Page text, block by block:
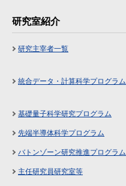
研究室紹介
研究主宰者一覧
統合データ・計算科学プログラム
基礎量子科学研究プログラム
先端半導体科学プログラム
バトンゾーン研究推進プログラム
主任研究員研究室等